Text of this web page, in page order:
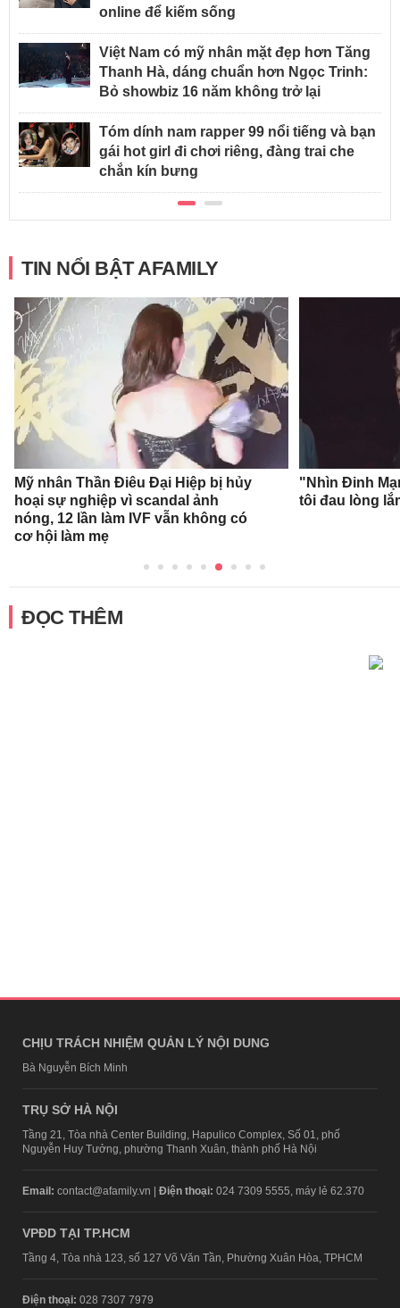
online để kiếm sống
Việt Nam có mỹ nhân mặt đẹp hơn Tăng
Thanh Hà, dáng chuẩn hơn Ngọc Trinh:
Bỏ showbiz 16 năm không trở lại
Tóm dính nam rapper 99 nổi tiếng và bạn
gái hot girl đi chơi riêng, đàng trai che
chắn kín bưng
TIN NỔI BẬT AFAMILY
Mỹ nhân Thần Điêu Đại Hiệp bị hủy
hoại sự nghiệp vì scandal ảnh
nóng, 12 lần làm IVF vẫn không có
cơ hội làm mẹ
"Nhìn Đinh
tôi đau lòng
ĐỌC THÊM
CHỊU TRÁCH NHIỆM QUẢN LÝ NỘI DUNG
Bà Nguyễn Bích Minh
TRỤ SỞ HÀ NỘI
Tầng 21, Tòa nhà Center Building, Hapulico Complex, Số 01, phố
Nguyễn Huy Tưởng, phường Thanh Xuân, thành phố Hà Nội
Email: contact@afamily.vn | Điện thoại: 024 7309 5555, máy lẻ 62.370
VPĐD TẠI TP.HCM
Tầng 4, Tòa nhà 123, số 127 Võ Văn Tần, Phường Xuân Hòa, TPHCM
Điện thoại: 028 7307 7979